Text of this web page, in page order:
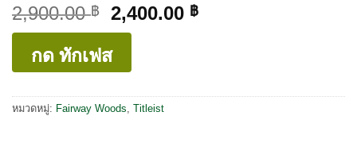
2,900.00฿
Original
price
was:
2,900.00 ฿.
2,400.00 ฿Current
กด ทักเฟส
หมวดหมู่: Fairway Woods Titleist